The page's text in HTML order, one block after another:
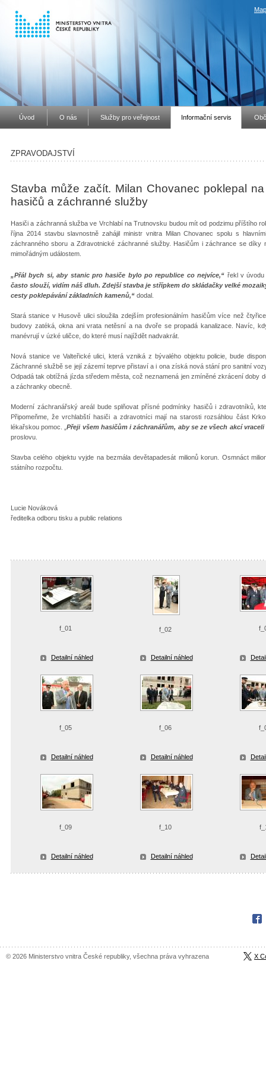
Úvod O nás Služby pro veřejnost Informační servis
ZPRAVODAJSTVÍ
Stavba může začít. Milan Chovanec poklepal
hasičů a záchranné služby
Hasiči a záchranná služba ve Vrchlabí na Trutnovsku budou mít od podzimu příštího
října 2014 stavbu slavnostně zahájil ministr vnitra Milan Chovanec spolu s
záchranného sboru a Zdravotnické záchranné služby. Hasičům i záchrance se
mimořádným událostem.
„Přál bych si, aby stanic pro hasiče bylo po republice co nejvíce,“ řekl v úvodu
často slouží, vidím náš dluh. Zdejší stavba je střípkem do skládačky velké
cesty poklepávání základních kamenů,“ dodal.
Stará stanice v Husově ulici sloužila zdejším profesionálním hasičům více než
budovy zatéká, okna ani vrata netěsní a na dvoře se propadá kanalizace. Navíc,
manévrují v úzké uličce, do které musí najíždět nadvakrát.
Nová stanice ve Valteřické ulici, která vzniká z bývalého objektu policie, bude
Záchranné službě se její zázemí teprve přistaví a i ona získá nová stání pro sanitní
Odpadá tak obtížná jízda středem města, což neznamená jen zmíněné zkrácení doby
a záchranky obecně.
Moderní záchranářský areál bude splňovat přísné podmínky hasičů i zdravotníků,
Připomeňme, že vrchlabští hasiči a zdravotníci mají na starosti rozsáhlou část
lékařskou pomoc. „Přeji všem hasičům i záchranářům, aby se ze všech akcí
proslovu.
Stavba celého objektu vyjde na bezmála devětapadesát milionů korun. Osmnáct
státního rozpočtu.
Lucie Nováková
ředitelka odboru tisku a public relations
f_01
Detailní náhled
f_02
Detailní náhled
f_05
Detailní náhled
f_06
Detailní náhled
f_09
Detailní náhled
f_10
Detailní náhled
© 2026 Ministerstvo vnitra České republiky, všechna práva vyhrazena X